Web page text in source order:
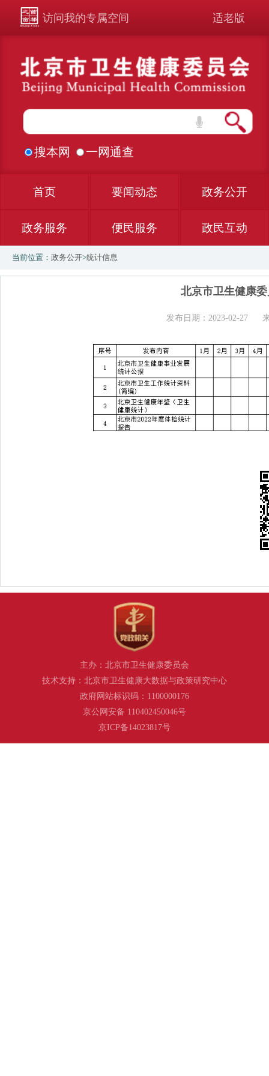
访问我的专属空间 适老版
搜本网 一网通查
首页 要闻动态 政务公开
政务服务 便民服务 政民互动
当前位置： 政务公开>统计信息
北京市卫生健康
发布日期：2023-02-27
主办：北京市卫生健康委员会
技术支持：北京市卫生健康大数据与政策研究中心
政府网站标识码：1100000176
京公网安备 110402450046号
京ICP备14023817号